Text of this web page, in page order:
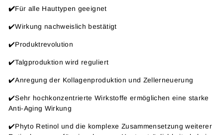
✔️Für alle Hauttypen geeignet
✔️Wirkung nachweislich bestätigt
✔️Produktrevolution
✔️Talgproduktion wird reguliert
✔️Anregung der Kollagenproduktion und Zellerneuerung
✔️Sehr hochkonzentrierte Wirkstoffe ermöglichen eine starke
Anti-Aging Wirkung
✔️Phyto Retinol und die komplexe Zusammensetzung weiterer